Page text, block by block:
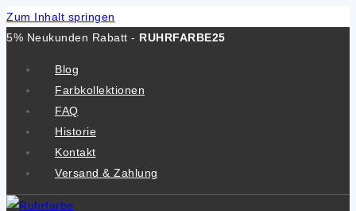
Zum Inhalt springen
5% Neukunden Rabatt - RUHRFARBE25
Blog
Farbkollektionen
FAQ
Historie
Kontakt
Versand & Zahlung